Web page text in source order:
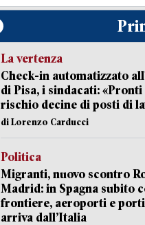
La vertenza
Check-in automatizzato
di Pisa, i sindacati:
rischio decine di posti di
di Lorenzo Carducci
Politica
Migranti, nuovo scontro
Madrid: in Spagna subito
frontiere, aeroporti e
arriva dall’Italia